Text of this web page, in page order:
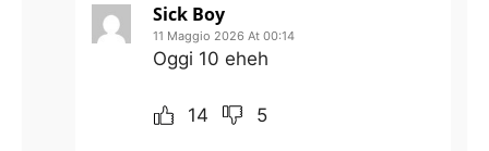
Sick Boy
11 Maggio 2026 At 00:14
Oggi 10 eheh
14 5